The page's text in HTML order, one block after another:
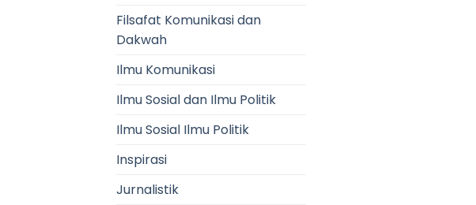
Filsafat Komunikasi dan
Dakwah
Ilmu Komunikasi
Ilmu Sosial dan Ilmu Politik
Ilmu Sosial Ilmu Politik
Inspirasi
Jurnalistik